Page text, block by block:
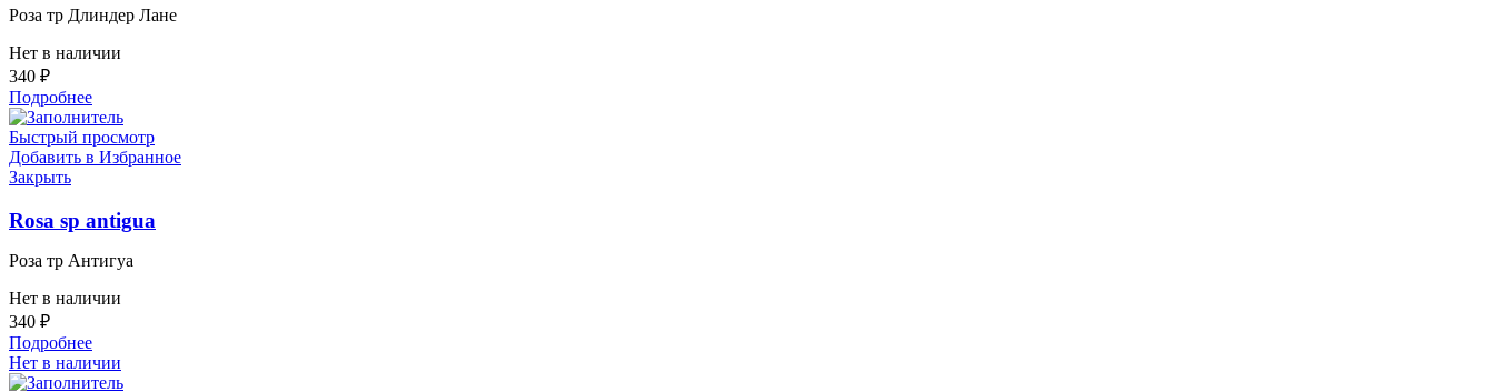
Роза тр Длиндер Лане
Нет в наличии
340 ₽
Подробнее
Быстрый просмотр
Добавить в Избранное
Закрыть
Rosa sp antigua
Роза тр Антигуа
Нет в наличии
340 ₽
Подробнее
Нет в наличии